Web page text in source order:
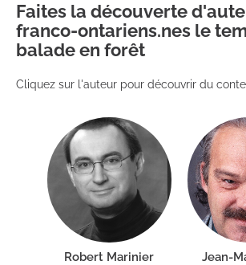
Faites la découverte
franco-ontariens.nes le
balade en forêt
Cliquez sur l'auteur pour découvrir du
Robert Marinier Jean-